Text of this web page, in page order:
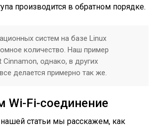
производится в обратном порядке.
систем на базе Linux
количество. Наш пример
Cinnamon, однако, в других
делается примерно так же.
Wi-Fi-соединение
нашей статьи мы расскажем, как